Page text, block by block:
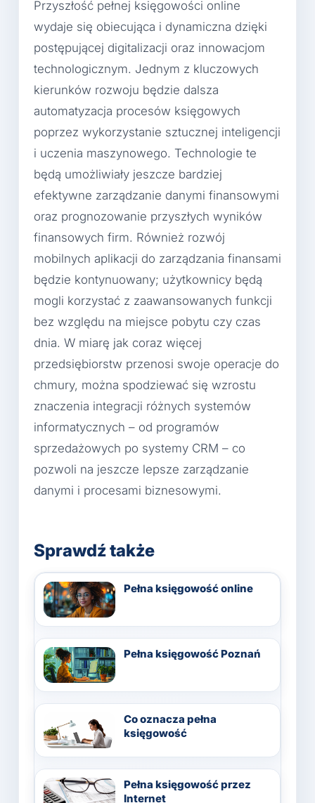
Przyszłość pełnej księgowości online
wydaje się obiecująca i dynamiczna dzięki
postępującej digitalizacji oraz innowacjom
technologicznym. Jednym z kluczowych
kierunków rozwoju będzie dalsza
automatyzacja procesów księgowych
poprzez wykorzystanie sztucznej inteligencji
i uczenia maszynowego. Technologie te
będą umożliwiały jeszcze bardziej
efektywne zarządzanie danymi finansowymi
oraz prognozowanie przyszłych wyników
finansowych firm. Również rozwój
mobilnych aplikacji do zarządzania finansami
będzie kontynuowany; użytkownicy będą
mogli korzystać z zaawansowanych funkcji
bez względu na miejsce pobytu czy czas
dnia. W miarę jak coraz więcej
przedsiębiorstw przenosi swoje operacje do
chmury, można spodziewać się wzrostu
znaczenia integracji różnych systemów
informatycznych – od programów
sprzedażowych po systemy CRM – co
pozwoli na jeszcze lepsze zarządzanie
danymi i procesami biznesowymi.
Sprawdź także
Pełna księgowość online
Pełna księgowość Poznań
Co oznacza pełna
księgowość
Pełna księgowość przez
Internet